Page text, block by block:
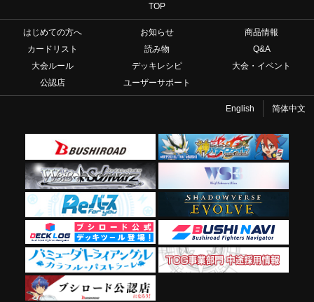
TOP
はじめての方へ お知らせ
商品情報
カードリスト
読み物
Q&A
大会ルール
デッキレシピ
大会・イベント
公認店
ユーザーサポート
English 简体中文